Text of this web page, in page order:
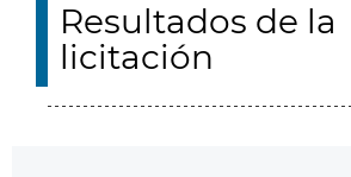
Resultados de la
licitación